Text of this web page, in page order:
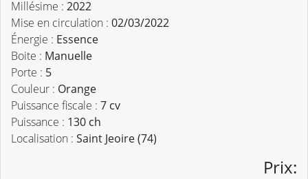
Millésime : 2022
Mise en circulation : 02/03/2022
Énergie : Essence
Boite : Manuelle
Porte : 5
Couleur : Orange
Puissance fiscale : 7 cv
Puissance : 130 ch
Localisation : Saint Jeoire (74)
Prix: